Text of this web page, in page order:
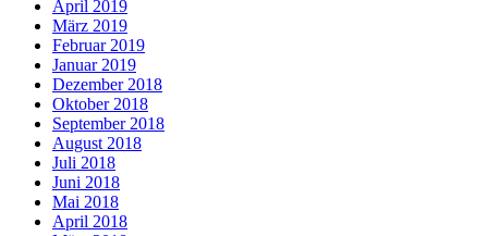
April 2019
März 2019
Februar 2019
Januar 2019
Dezember 2018
Oktober 2018
September 2018
August 2018
Juli 2018
Juni 2018
Mai 2018
April 2018